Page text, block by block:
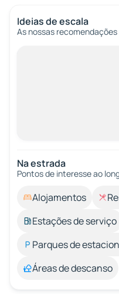
Ideias de escala
As nossas
Na estrada
Pontos de interesse ao
Alojamentos
Estações de serviço
Parques de
Áreas de descanso